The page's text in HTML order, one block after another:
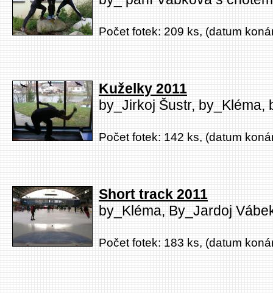
Počet fotek: 209 ks, (datum
Kuželky 2011
by_Jirkoj Šustr, by_Kléma,
Počet fotek: 142 ks, (datum
Short track 2011
by_Kléma, By_Jardoj
Počet fotek: 183 ks, (datum